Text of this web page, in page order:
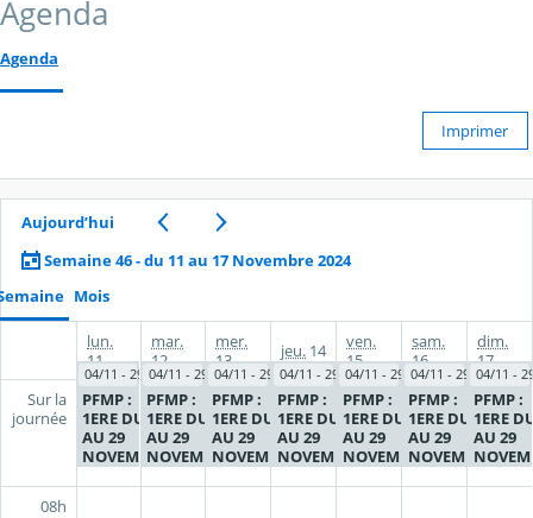
Agenda
Agenda
Imprimer
Aujourd’hui
Semaine 46 - du 11 au 17 Novembre 2024
Mois
04/11 - 29/11
PFMP :
1ERE DU 04
AU 29
NOVEMBRE
04/11 - 29/11
PFMP :
1ERE DU 04
AU 29
NOVEMBRE
04/11 - 29/11
PFMP :
1ERE DU 04
AU 29
NOVEMBRE
04/11 - 29/11
PFMP :
1ERE DU 04
AU 29
NOVEMBRE
04/11 - 29/11
PFMP :
1ERE DU 04
AU 29
NOVEMBRE
04/11 - 29/11
PFMP :
1ERE DU 04
AU 29
NOVEMBRE
04/11 -
PFMP :
1ERE
AU 29
lun.
11
mar.
12
mer.
13
jeu. 14
ven.
15
sam.
16
dim.
17
Sur la
journée
08h